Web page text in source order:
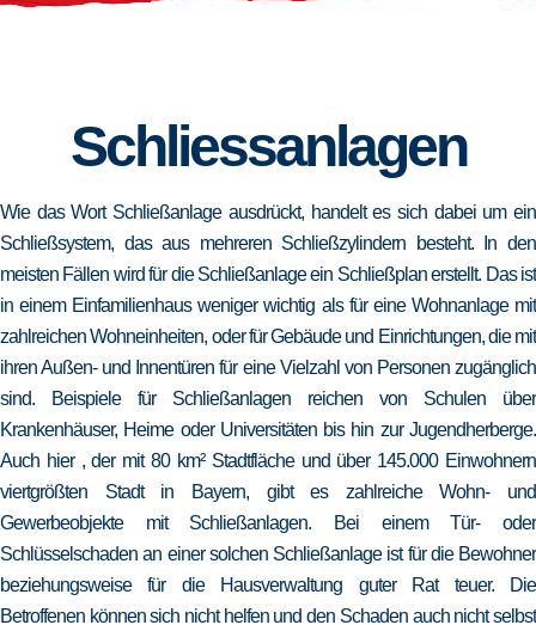
Schliessanlagen
Wie das Wort Schließanlage ausdrückt, handelt es sich dabei um ein
Schließsystem, das aus mehreren Schließzylindern besteht. In den
meisten Fällen wird für die Schließanlage ein Schließplan erstellt. Das ist
in einem Einfamilienhaus weniger wichtig als für eine Wohnanlage mit
zahlreichen Wohneinheiten, oder für Gebäude und Einrichtungen, die mit
ihren Außen- und Innentüren für eine Vielzahl von Personen zugänglich
sind. Beispiele für Schließanlagen reichen von Schulen über
Krankenhäuser, Heime oder Universitäten bis hin zur Jugendherberge.
Auch hier , der mit 80 km² Stadtfläche und über 145.000 Einwohnern
viertgrößten Stadt in Bayern, gibt es zahlreiche Wohn- und
Gewerbeobjekte mit Schließanlagen. Bei einem Tür- oder
Schlüsselschaden an einer solchen Schließanlage ist für die Bewohner
beziehungsweise für die Hausverwaltung guter Rat teuer. Die
Betroffenen können sich nicht helfen und den Schaden auch nicht selbst